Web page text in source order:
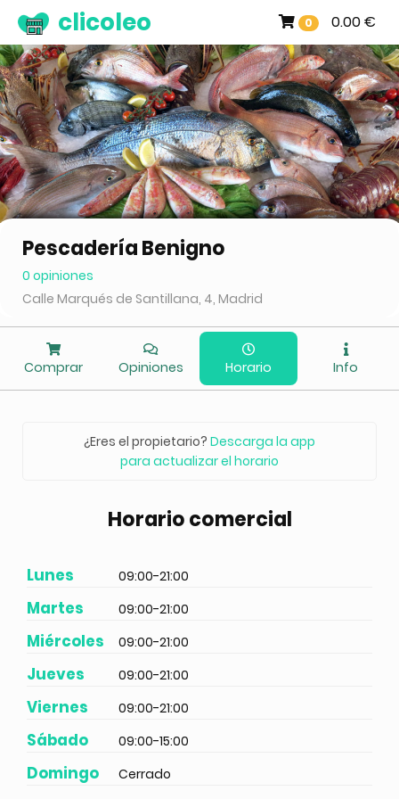
0 0.00 €
clicoleo
Pescadería Benigno
0 opiniones
Calle Marqués de Santillana, 4, Madrid
Comprar Opiniones Horario Info
¿Eres el propietario? Descarga la app
para actualizar el horario
Horario comercial
Lunes 09:00-21:00
Martes 09:00-21:00
Miércoles 09:00-21:00
Jueves 09:00-21:00
Viernes 09:00-21:00
Sábado 09:00-15:00
Domingo Cerrado